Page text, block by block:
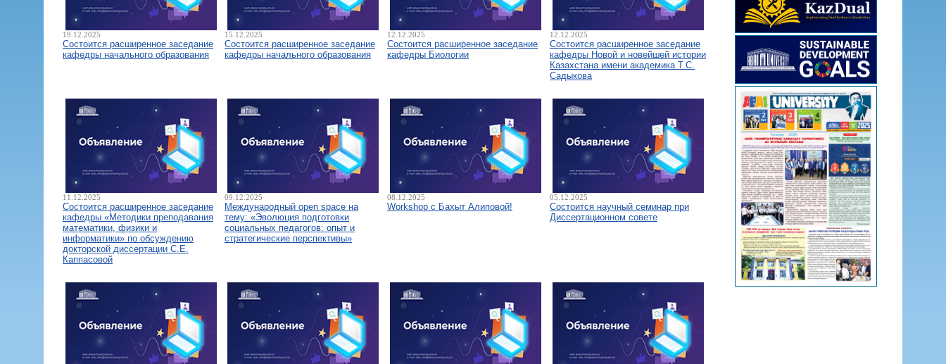
19.12.2025
Состоится расширенное заседание
кафедры начального образования
15.12.2025
Состоится расширенное заседание
кафедры начального образования
12.12.2025
Состоится расширенное заседание
кафедры Биологии
12.12.2025
Состоится расширенное заседание
кафедры Новой и новейшей истории
Казахстана имени академика Т.С.
Садыкова
11.12.2025
Состоится расширенное заседание
кафедры «Методики преподавания
математики, физики и
информатики» по обсуждению
докторской диссертации С.Е.
Каппасовой
09.12.2025
Международный open space на
тему: «Эволюция подготовки
социальных педагогов: опыт и
стратегические перспективы»
08.12.2025
Workshop с Бахыт Алиповой!
05.12.2025
Состоится научный семинар при
Диссертационном совете